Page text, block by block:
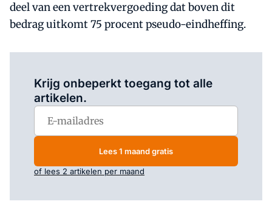
deel van een vertrekvergoeding dat boven dit
bedrag uitkomt 75 procent pseudo-eindheffing.
Krijg onbeperkt toegang tot alle
artikelen.
Lees 1 maand gratis
of lees 2 artikelen per maand